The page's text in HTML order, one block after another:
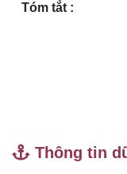
Tóm tắt :
Thông tin